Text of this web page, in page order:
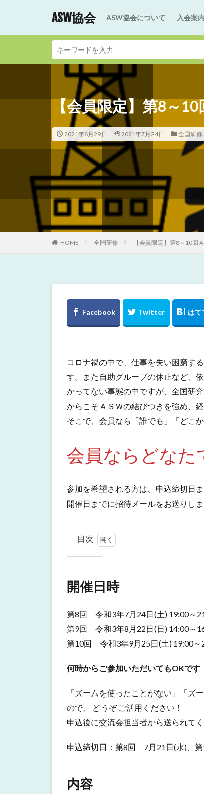
ASW協会 ASW協会について 入会案内
【会員限定】第8～
2021年6月29日 2021年7月24日 全国研修
HOME 全国研修 【会員限定】第8～10回
コロナ禍の中で、仕事を失い困窮す
す。また自助グループの休止など、
かってない事態の中ですが、全国研
からこそＡＳＷの結びつきを強め、
そこで、会員なら「誰でも」「どこ
会員ならどなた
参加を希望される方は、申込締切日
開催日までに招待メールをお送りしま
目次
日
2
内
第8回
参
加
方
法
開催日時
第8回 令和3年7月24日(土) 19:00～
第9回 令和3年8月22日(日) 14:00～
第10回 令和3年9月25日(土) 19:00～
何時からご参加いただいてもOKで
「ズームを使ったことがない」「ズ
ので、 どうぞ ご活用ください！
申込後に交流会担当者から送られて
申込締切日：第8回 7月21日(水)、
内容